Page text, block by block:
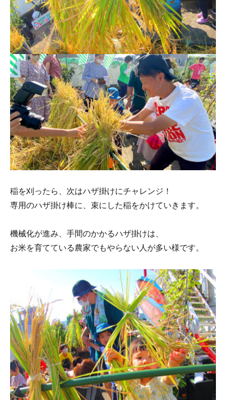
稲を刈ったら、次はハザ掛けにチャレンジ！
専用のハザ掛け棒に、束にした稲をかけていきます。
機械化が進み、手間のかかるハザ掛けは、
お米を育てている農家でもやらない人が多い様です。